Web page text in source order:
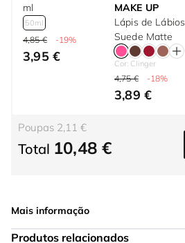
ml
50ml
4,85 € -19%
3,95 €
MAKE UP
Lápis de Lábios
Suede Matte
Cor: Clinger
4,75 € -18%
3,89 €
Poupas 2,11 €
Total 10,48 €
Mais informação
Produtos relacionados